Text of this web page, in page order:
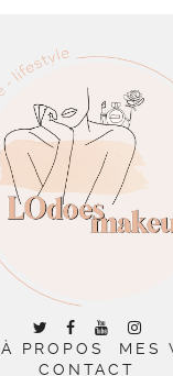
À PROPOS
MES
CONTACT